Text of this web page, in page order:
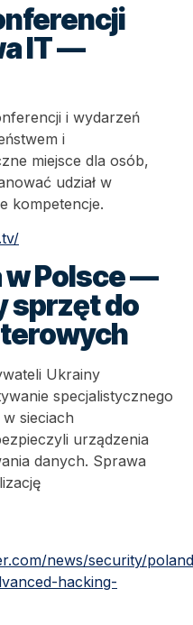
IT —
i wydarzeń
i
miejsce dla osób,
udział w
kompetencje.
Polsce —
sprzęt do
Ukrainy
specjalistycznego
sieciach
urządzenia
danych. Sprawa
news/security/
hacking-